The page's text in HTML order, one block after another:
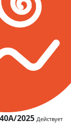
2025 Действует